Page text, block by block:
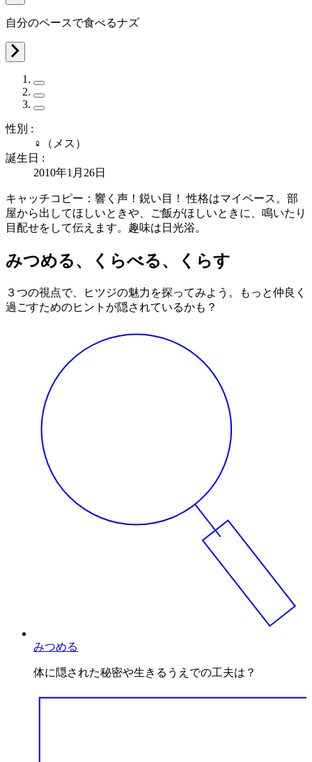
自分のペースで食べるナズ
性別 :
♀（メス）
誕生日 :
2010年1月26日
キャッチコピー：響く声！鋭い目！ 性格はマイペース。部
屋から出してほしいときや、ご飯がほしいときに、鳴いたり
目配せをして伝えます。趣味は日光浴。
みつめる、くらべる、くらす
３つの視点で、 ヒツジの魅力を探ってみよう。もっと仲良く
過ごすためのヒントが隠されているかも？
みつめる
体に隠された秘密や生きるうえでの工夫は？